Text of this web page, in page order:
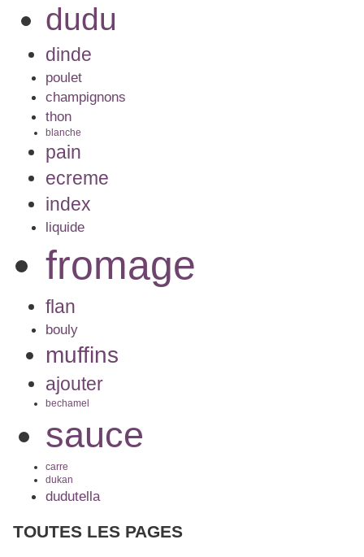
dudu
dinde
poulet
champignons
thon
blanche
pain
ecreme
index
liquide
fromage
flan
bouly
muffins
ajouter
bechamel
sauce
carre
dukan
dudutella
TOUTES LES PAGES